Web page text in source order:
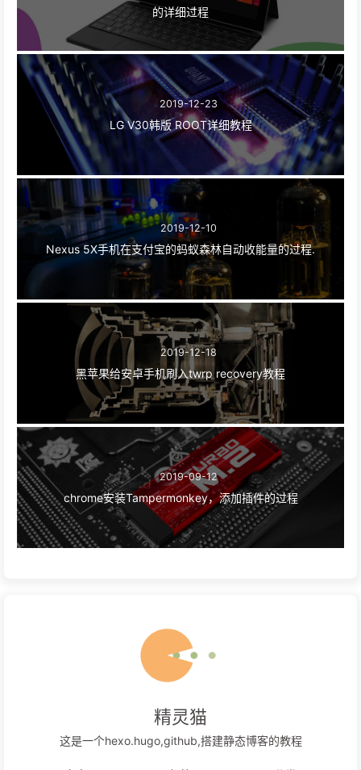
的详细过程
2019-12-23
LG V30韩版 ROOT详细教程
2019-12-10
Nexus 5X手机在支付宝的蚂蚁森林自动收能量的过程.
2019-12-18
黑苹果给安卓手机刷入twrp recovery教程
2019-09-12
chrome安装Tampermonkey，添加插件的过程
精灵猫
这是一个hexo.hugo,github,搭建静态博客的教程